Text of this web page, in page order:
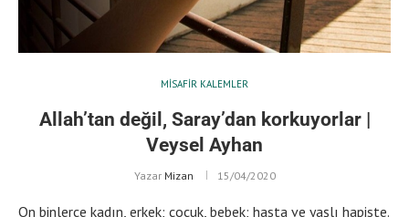
MISAFIR KALEMLER
Allah’tan değil, Saray’dan korkuyorlar |
Veysel Ayhan
Yazar Mizan 15/04/2020
On binlerce kadın, erkek; çocuk, bebek; hasta ve yaşlı hapiste.